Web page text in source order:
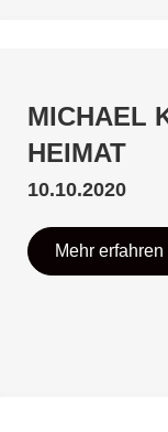
MICHAEL
HEIMAT
10.10.2020
Mehr erfahren